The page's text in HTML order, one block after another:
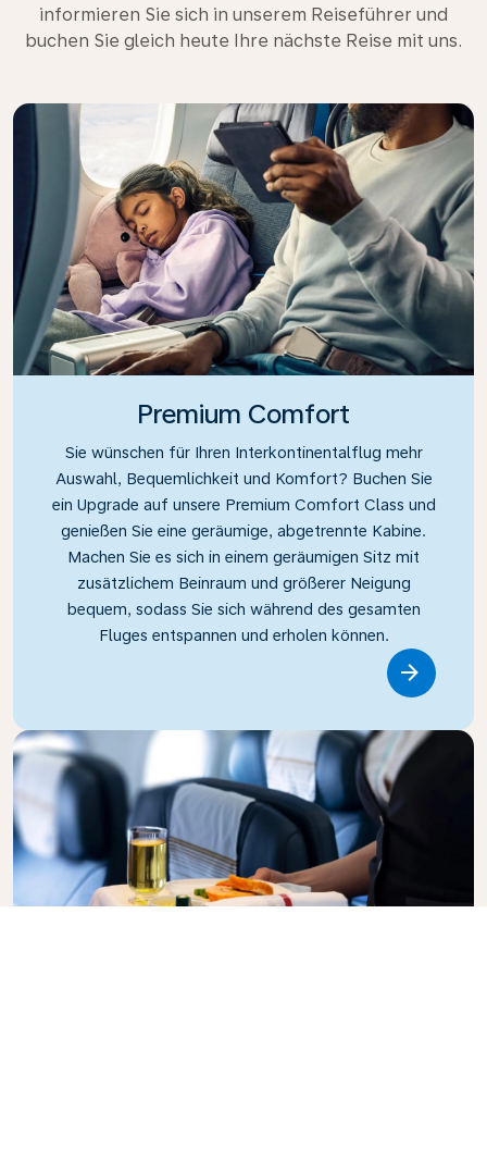
informieren Sie sich in unserem Reiseführer und
buchen Sie gleich heute Ihre nächste Reise mit uns.
Premium Comfort
Sie wünschen für Ihren Interkontinentalflug mehr
Auswahl, Bequemlichkeit und Komfort? Buchen Sie
ein Upgrade auf unsere Premium Comfort Class und
genießen Sie eine geräumige, abgetrennte Kabine.
Machen Sie es sich in einem geräumigen Sitz mit
zusätzlichem Beinraum und größerer Neigung
bequem, sodass Sie sich während des gesamten
Fluges entspannen und erholen können.